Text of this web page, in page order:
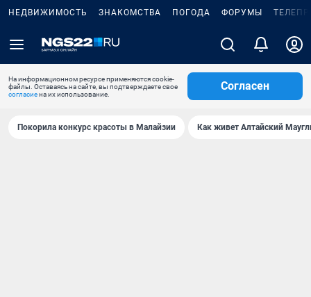
НЕДВИЖИМОСТЬ ЗНАКОМСТВА ПОГОДА ФОРУМЫ
На информационном ресурсе применяются cookie-
файлы. Оставаясь на сайте, вы подтверждаете свое
согласиена их использование.
Согласен
Покорила конкурс красоты в Малайзии Как живет Алтайский